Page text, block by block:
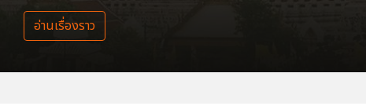
อ่านเรื่องราว